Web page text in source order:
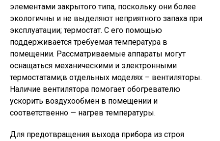
элементами закрытого типа, поскольку они более
экологичны и не выделяют неприятного запаха при
эксплуатации; термостат. С его помощью
поддерживается требуемая температура в
помещении. Рассматриваемые аппараты могут
оснащаться механическими и электронными
термостатами;в отдельных моделях – вентиляторы.
Наличие вентилятора помогает обогревателю
ускорить воздухообмен в помещении и
соответственно — нагрев температуры.
Для предотвращения выхода прибора из строя